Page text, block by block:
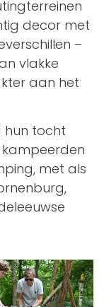
decor met
–
vlakke
aan het
hun tocht
kampeerden
met als